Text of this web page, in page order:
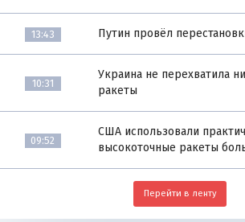
13:43 Путин провёл
10:31
Украина не перехватила
ракеты
09:52
США использовали
высокоточные ракеты
Перейти в ленту